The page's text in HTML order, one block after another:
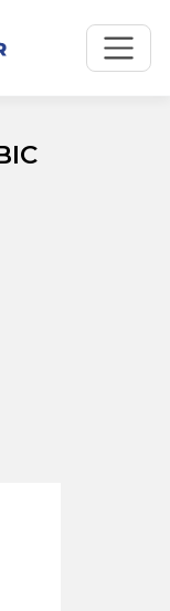
Uholník 3-100 BIC